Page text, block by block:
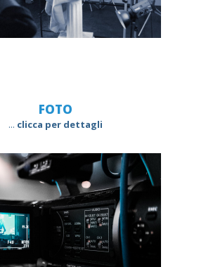
FOTO
... clicca per dettagli